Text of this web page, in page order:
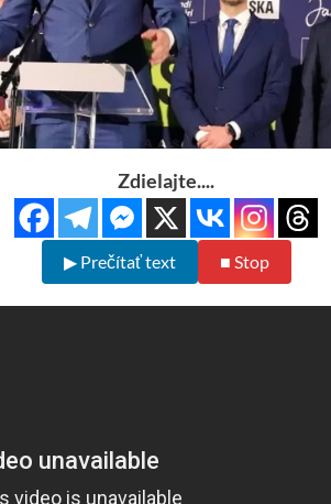
Zdielajte....
▶ Prečítať text ■ Stop